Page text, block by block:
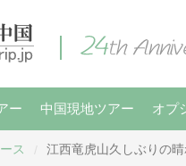
ー 中国現地ツアー オプ
ス 江西竜虎山久しぶりの